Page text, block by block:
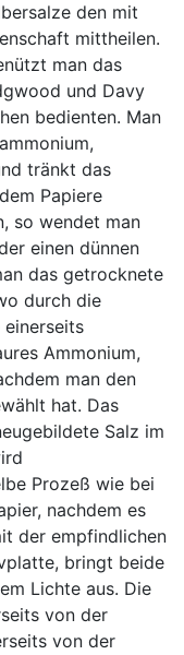
den mit
mittheilen.
man das
und Davy
bedienten. Man
tränkt das
Papiere
so wendet man
einen dünnen
das getrocknete
durch die
Ammonium,
man den
hat. Das
Salz im
Prozeß wie bei
nachdem es
der empfindlichen
bringt beide
Lichte aus. Die
von der
von der